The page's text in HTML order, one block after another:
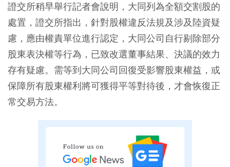
證交所稍早舉行記者會說明，大同列為全額交割股的
處置，證交所指出，針對股權違反法規及涉及陸資疑
慮，應由權責單位進行認定，大同公司自行剔除部分
股東表決權等行為，已致改選董事結果、決議的效力
存有疑慮。需等到大同公司回復受影響股東權益，或
保障所有股東權利將可獲得平等對待後，才會恢復正
常交易方法。